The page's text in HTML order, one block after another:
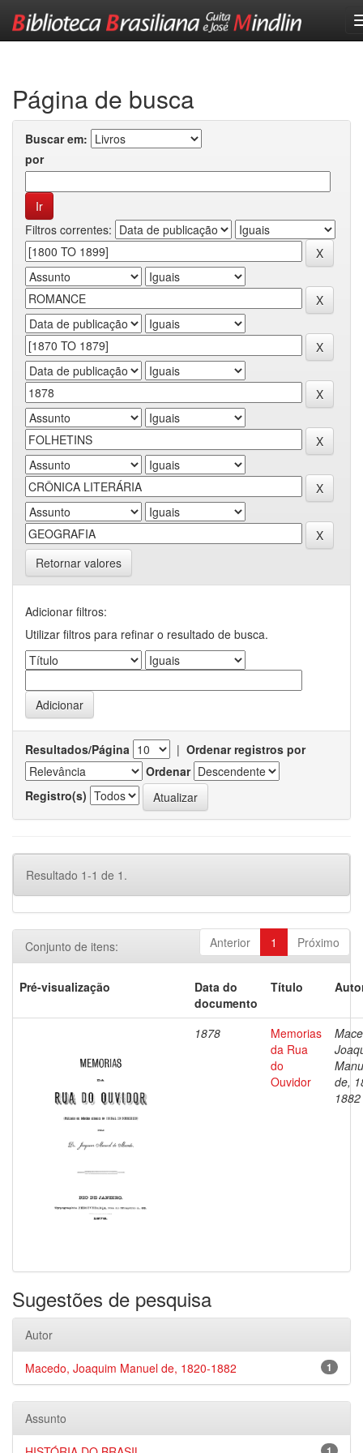
Página de busca
Buscar em:
por
Filtros correntes:
Retornar valores
Adicionar filtros:
Utilizar filtros para refinar o resultado de busca.
Resultados/Página | Ordenar registros por
Ordenar
Registro(s)
Resultado 1-1 de 1.
Anterior 1 Próximo
Conjunto de itens:
Pré-visualização
Data do
documento
Título
1878
Memorias
da Rua
do
Ouvidor
de,
1882
Sugestões de pesquisa
Autor
1
Macedo, Joaquim Manuel de, 1820-1882
Assunto